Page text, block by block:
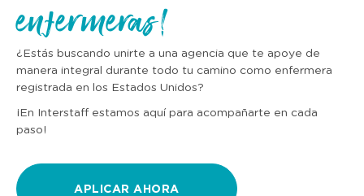
enfermeras!
¿Estás buscando unirte a una agencia que te apoye de
manera integral durante todo tu camino como enfermera
registrada en los Estados Unidos?
¡En Interstaff estamos aquí para acompañarte en cada
paso!
APLICAR AHORA